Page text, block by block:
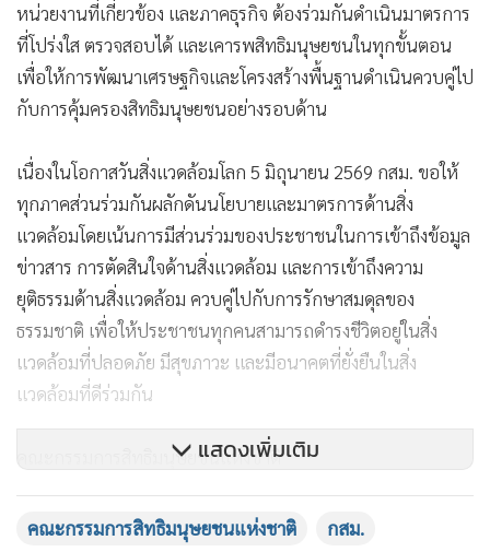
หน่วยงานที่เกี่ยวข้อง และภาคธุรกิจ ต้องร่วมกันดำเนินมาตรการ
ที่โปร่งใส ตรวจสอบได้ และเคารพสิทธิมนุษยชนในทุกขั้นตอน
เพื่อให้การพัฒนาเศรษฐกิจและโครงสร้างพื้นฐานดำเนินควบคู่ไป
กับการคุ้มครองสิทธิมนุษยชนอย่างรอบด้าน
เนื่องในโอกาสวันสิ่งแวดล้อมโลก 5 มิถุนายน 2569 กสม. ขอให้
ทุกภาคส่วนร่วมกันผลักดันนโยบายและมาตรการด้านสิ่ง
แวดล้อมโดยเน้นการมีส่วนร่วมของประชาชนในการเข้าถึงข้อมูล
ข่าวสาร การตัดสินใจด้านสิ่งแวดล้อม และการเข้าถึงความ
ยุติธรรมด้านสิ่งแวดล้อม ควบคู่ไปกับการรักษาสมดุลของ
ธรรมชาติ เพื่อให้ประชาชนทุกคนสามารถดำรงชีวิตอยู่ในสิ่ง
แวดล้อมที่ปลอดภัย มีสุขภาวะ และมีอนาคตที่ยั่งยืนในสิ่ง
แวดล้อมที่ดีร่วมกัน
คณะกรรมการสิทธิมนุษยชนแห่งชาติ
แสดงเพิ่มเติม
คณะกรรมการสิทธิมนุษยชนแห่งชาติ
กสม.